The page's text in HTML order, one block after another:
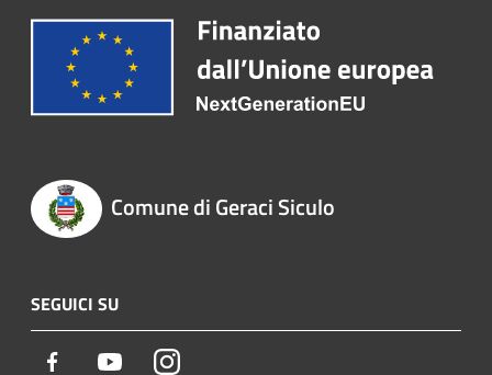
Comune di Geraci Siculo
SEGUICI SU
Facebook YoutubeInstagram